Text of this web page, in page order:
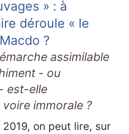
» : à
déroule « le
?
assimilable
- ou
est-elle
immorale ?
on peut lire, sur